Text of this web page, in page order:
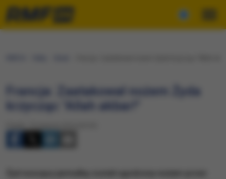
Francja: Zaatakował nożem Żyda
krzycząc "Allah akbar!"